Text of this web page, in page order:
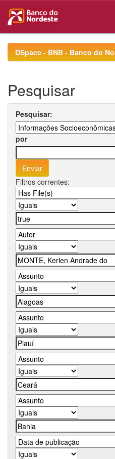
navigationDSpace - BNB - Banco do
Pesquisar
Pesquisar:
por
Filtros correntes: